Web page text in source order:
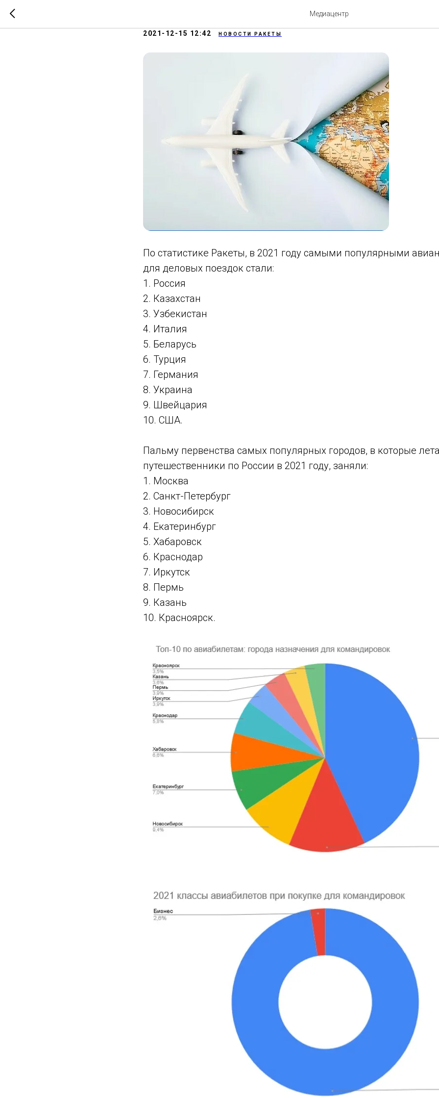
Медиацентр
2021-12-15 12:42 НОВОСТИ РАКЕТЫ
По статистике Ракеты, в 2021 году самыми популярными
для деловых поездок стали:
1. Россия
2. Казахстан
3. Узбекистан
4. Италия
5. Беларусь
6. Турция
7. Германия
8. Украина
9. Швейцария
10. США.
Пальму первенства самых популярных городов, в которые
путешественники по России в 2021 году, заняли:
1. Москва
2. Санкт-Петербург
3. Новосибирск
4. Екатеринбург
5. Хабаровск
6. Краснодар
7. Иркутск
8. Пермь
9. Казань
10. Красноярск.